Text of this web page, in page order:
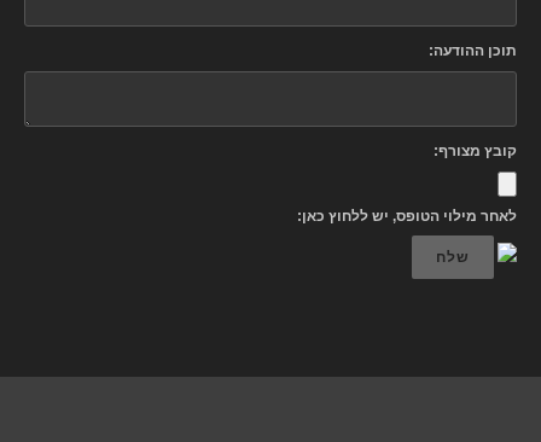
תוכן ההודעה:
קובץ מצורף:
לאחר מילוי הטופס, יש ללחוץ כאן:
שלח